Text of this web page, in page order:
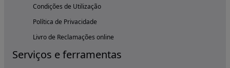
Condições de Utilização
Política de Privacidade
Livro de Reclamações online
Serviços e ferramentas